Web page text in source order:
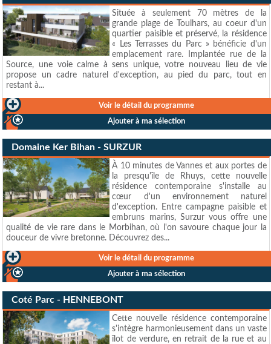
Située à seulement 70 mètres de la
grande plage de Toulhars, au coeur d'un
quartier paisible et préservé, la résidence
« Les Terrasses du Parc » bénéficie d'un
emplacement rare. Implantée rue de la
Source, une voie calme à sens unique, votre nouveau lieu de vie
propose un cadre naturel d'exception, au pied du parc, tout en
restant à...
Voir le détail du programme
Ajouter à ma sélection
Domaine Ker Bihan - SURZUR
À 10 minutes de Vannes et aux portes de
la presqu'île de Rhuys, cette nouvelle
résidence contemporaine s'installe au
cœur d'un environnement naturel
d'exception. Entre campagne paisible et
embruns marins, Surzur vous offre une
qualité de vie rare dans le Morbihan, où l'on savoure chaque jour la
douceur de vivre bretonne. Découvrez des...
Voir le détail du programme
Ajouter à ma sélection
Coté Parc - HENNEBONT
Cette nouvelle résidence contemporaine
s'intègre harmonieusement dans un vaste
îlot de verdure, en retrait de la rue et au